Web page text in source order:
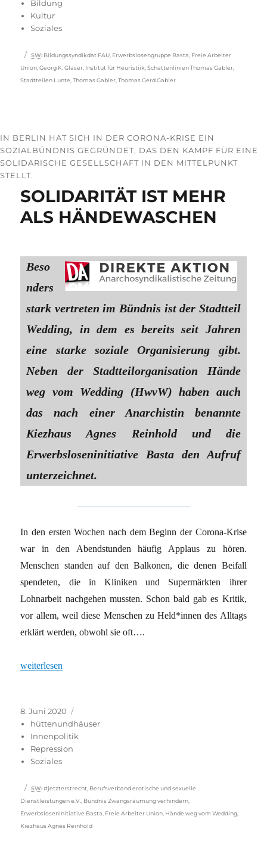
Bildung
Kultur
Soziales
Schlagwörter
SW: Bildungssyndikdat FAU Erwerbslosengruppe Basta Freie Arbeiter
Union ,Georg K. Glaser Institut für Heuristiik ,Schattenlinien Thomas Gabler
Stadtteilen Lunte ,Thomas Gabler ,Thomas Gerd Gabler
IN BERLIN HAT SICH IN DER CORONA-KRISE EIN
SOZIALBÜNDNIS GEGRÜNDET, DAS DEN KAMPF FÜR EINE
SOLIDARISCHE GESELLSCHAFT IN DEN MITTELPUNKT
STELLT.
SOLIDARITÄT IST MEHR
ALS HÄNDEWASCHEN
Beso
nders
stark vertreten im Bündnis ist der Stadtteil
Wedding, in dem es bereits seit Jahren
eine starke soziale Organisierung gibt.
Neben der Stadtteilorganisation Hände
weg vom Wedding (HwvW) haben auch
das nach einer Anarchistin benannte
Kiezhaus Agnes Reinhold und die
Erwerbsloseninitiative Basta den Aufruf
unterzeichnet.
In den ersten Wochen nach dem Beginn der Corona-Krise
war in den Abendstunden häufig Applaus zu hören.
Menschen standen auf den Balkonen, die denen Beifall
spendeten, die in Kliniken und Supermärkten ihrer
Lohnarbeit nachgehen mussten. Schon bald gab es Kritik,
vor allem, weil diese Menschen zu Held*innen des Alltags
erklärt werden, obwohl sie oft….
„SOLIDARITÄT IST MEHR ALS HÄNDEWASCHEN“
weiterlesen
Veröffentlicht
am
8. Juni 2020
hüttenundhäuser
Innenpolitik
Repression
Soziales
Schlagwörter
SW: #jetzterstrecht Berufsverband erotische und sexuelle
Dienstleistungen e.V.
Bündnis Zwangsräumung verhindern
Erwerbsloseninitiative Basta Freie Arbeiter Union Hände weg vom Wedding
Kiezhaus Agnes Reinhold